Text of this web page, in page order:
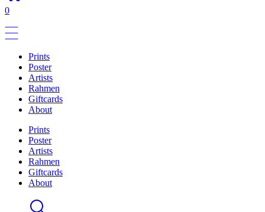
0
Prints
Poster
Artists
Rahmen
Giftcards
About
Prints
Poster
Artists
Rahmen
Giftcards
About